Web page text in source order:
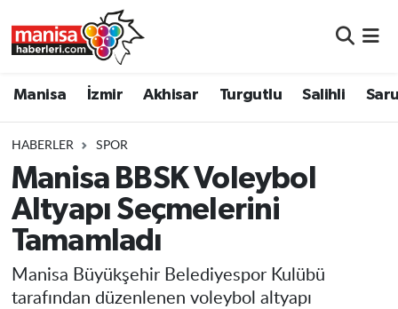
Manisa İzmir Akhisar Turgutlu Salihli
HABERLER SPOR
Manisa BBSK Voleybol
Altyapı Seçmelerini
Tamamladı
Manisa Büyükşehir Belediyespor Kulübü
tarafından düzenlenen voleybol altyapı
Turgutlu
Salihli
Saruhanlı
Manisa Nöbetçi Eczaneler
Manisa Trafik Yoğunluk Haritası
Süper Lig Puan Durumu ve Fikstür
Tüm Manşetler